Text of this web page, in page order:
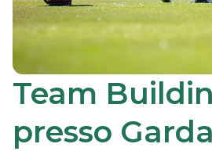
Team
presso